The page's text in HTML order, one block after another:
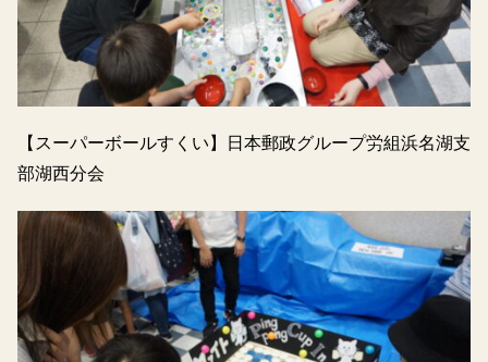
【スーパーボールすくい】日本郵政グループ労組浜名湖支
部湖西分会